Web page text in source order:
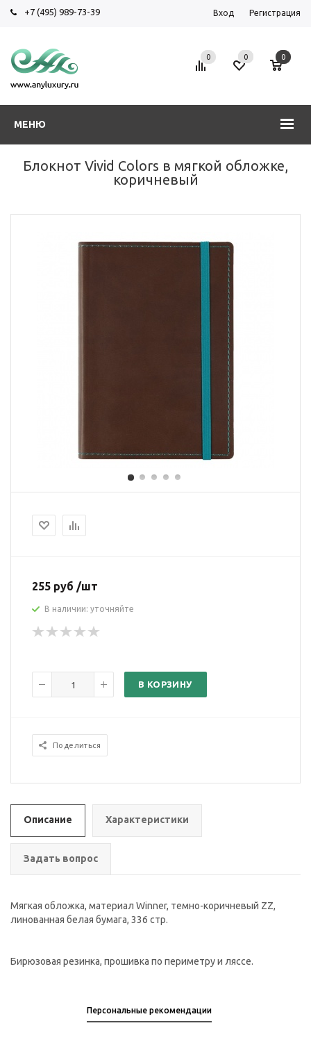
+7 (495) 989-73-39 Вход Регистрация
МЕНЮ
0 0 0
Блокнот Vivid Colors в мягкой обложке,
коричневый
255 руб /шт
В наличии: уточняйте
В КОРЗИНУ
Поделиться
Описание Характеристики
Задать вопрос
Мягкая обложка, материал Winner, темно-коричневый ZZ,
линованная белая бумага, 336 стр.
Бирюзовая резинка, прошивка по периметру и ляссе.
Персональные рекомендации